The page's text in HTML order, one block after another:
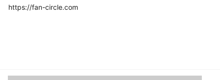
https://fan-circle.com